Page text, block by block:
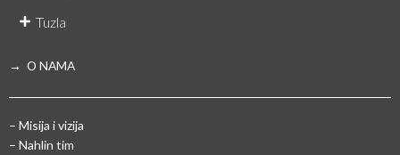
Tuzla
→ O NAMA
– Misija i vizija
– Nahlin tim